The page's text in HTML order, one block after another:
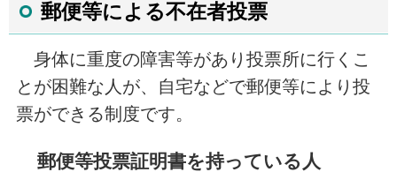
郵便等による不在者投票
身体に重度の障害等があり投票所に行くこ
とが困難な人が、自宅などで郵便等により投
票ができる制度です。
郵便等投票証明書を持っている人